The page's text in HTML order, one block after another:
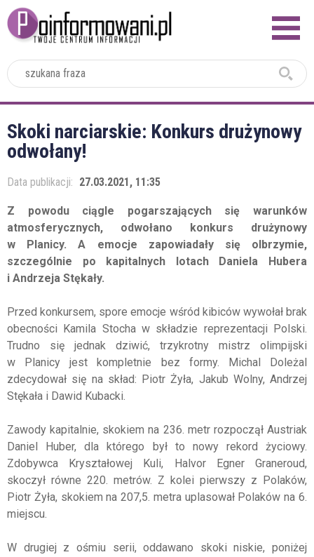
Skoki narciarskie: Konkurs drużynowy
odwołany!
Data publikacji: 27.03.2021, 11:35
Z powodu ciągle pogarszających się warunków
atmosferycznych, odwołano konkurs drużynowy
w Planicy. A emocje zapowiadały się olbrzymie,
szczególnie po kapitalnych lotach Daniela Hubera
i Andrzeja Stękały.
Przed konkursem, spore emocje wśród kibiców wywołał brak
obecności Kamila Stocha w składzie reprezentacji Polski.
Trudno się jednak dziwić, trzykrotny mistrz olimpijski
w Planicy jest kompletnie bez formy. Michal Doleżal
zdecydował się na skład: Piotr Żyła, Jakub Wolny, Andrzej
Stękała i Dawid Kubacki.
Zawody kapitalnie, skokiem na 236. metr rozpoczął Austriak
Daniel Huber, dla którego był to nowy rekord życiowy.
Zdobywca Kryształowej Kuli, Halvor Egner Graneroud,
skoczył równe 220. metrów. Z kolei pierwszy z Polaków,
Piotr Żyła, skokiem na 207,5. metra uplasował Polaków na 6.
miejscu.
W drugiej z ośmiu serii, oddawano skoki niskie, poniżej